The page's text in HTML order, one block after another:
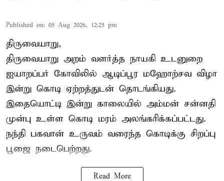
Published on: 05 Aug 2026, 12:25 pm
திருவையாறு,
திருவையாறு அறம் வளர்த்த நாயகி உடனுறை
ஐயாறப்பர் கோவிலில் ஆடிப்பூர மஹோற்சவ விழா
இன்று கொடி ஏற்றத்துடன் தொடங்கியது.
இதையொட்டி இன்று காலையில் அம்மன் சன்னதி
முன்பு உள்ள கொடி மரம் அலங்கரிக்கப்பட்டது.
நந்தி பகவான் உருவம் வரைந்த கொடிக்கு சிறப்பு
பூஜை நடைபெற்றது.
Read More